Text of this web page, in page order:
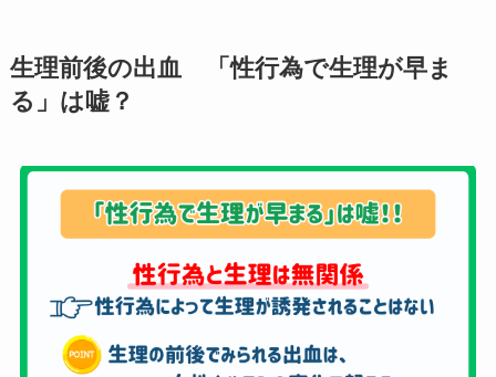
生理前後の出血 「性行為で生理が早ま
る」は嘘？